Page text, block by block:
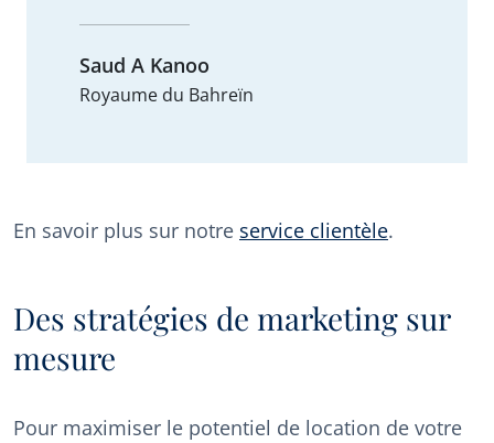
Saud A Kanoo
Royaume du Bahreïn
En savoir plus sur notre service clientèle.
Des stratégies de marketing sur
mesure
Pour maximiser le potentiel de location de votre